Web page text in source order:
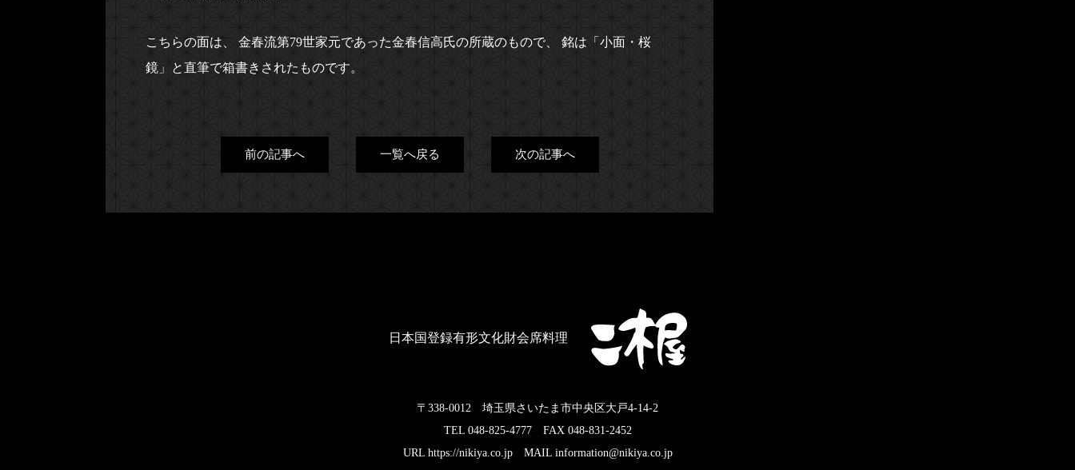
こちらの面は、 金春流第79世家元であった金春信高氏の所蔵のもので、 銘は「小面・桜
鏡」と直筆で箱書きされたものです。
前の記事へ 一覧へ戻る 次の記事へ
日本国登録有形文化財会席料理
〒338-0012 埼玉県さいたま市中央区大戸4-14-2
TEL 048-825-4777 FAX 048-831-2452
URL https://nikiya.co.jp MAIL information@nikiya.co.jp